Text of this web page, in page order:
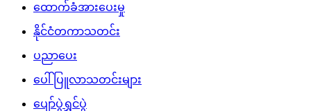
ထောက်ခံအားပေးမှု
နိုင်ငံတကာသတင်း
ပညာပေး
ပေါ်ပြူလာသတင်းများ
ပျော်ပွဲရွှင်ပွဲ